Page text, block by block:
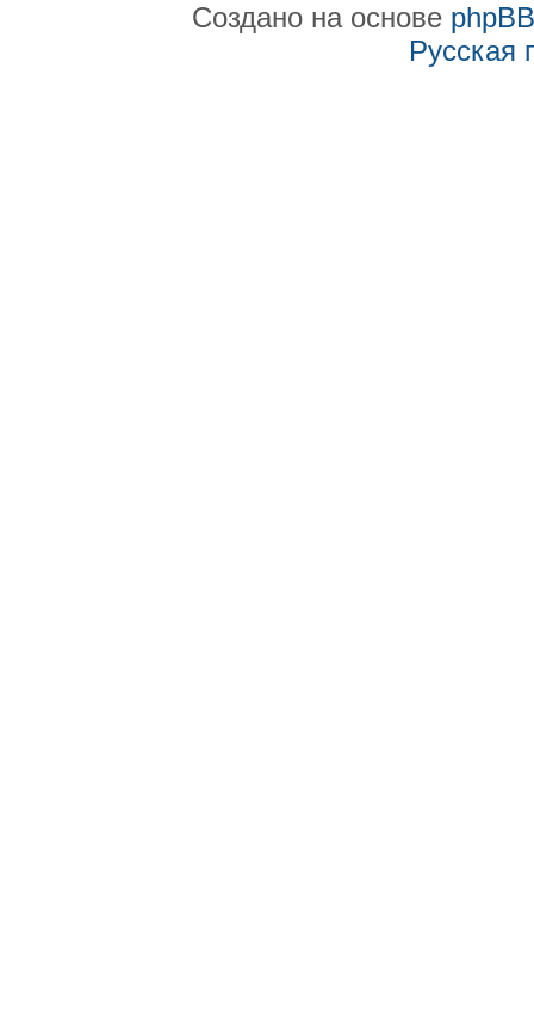
Создано на основе phpBB
Русская